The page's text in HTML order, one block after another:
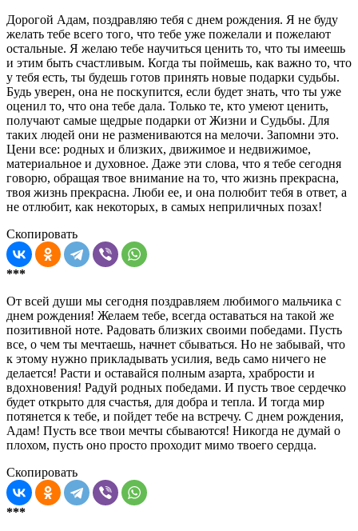
Дорогой Адам, поздравляю тебя с днем рождения. Я не буду
желать тебе всего того, что тебе уже пожелали и пожелают
остальные. Я желаю тебе научиться ценить то, что ты имеешь
и этим быть счастливым. Когда ты поймешь, как важно то, что
у тебя есть, ты будешь готов принять новые подарки судьбы.
Будь уверен, она не поскупится, если будет знать, что ты уже
оценил то, что она тебе дала. Только те, кто умеют ценить,
получают самые щедрые подарки от Жизни и Судьбы. Для
таких людей они не размениваются на мелочи. Запомни это.
Цени все: родных и близких, движимое и недвижимое,
материальное и духовное. Даже эти слова, что я тебе сегодня
говорю, обращая твое внимание на то, что жизнь прекрасна,
твоя жизнь прекрасна. Люби ее, и она полюбит тебя в ответ, а
не отлюбит, как некоторых, в самых неприличных позах!
Скопировать
***
От всей души мы сегодня поздравляем любимого мальчика с
днем рождения! Желаем тебе, всегда оставаться на такой же
позитивной ноте. Радовать близких своими победами. Пусть
все, о чем ты мечтаешь, начнет сбываться. Но не забывай, что
к этому нужно прикладывать усилия, ведь само ничего не
делается! Расти и оставайся полным азарта, храбрости и
вдохновения! Радуй родных победами. И пусть твое сердечко
будет открыто для счастья, для добра и тепла. И тогда мир
потянется к тебе, и пойдет тебе на встречу. С днем рождения,
Адам! Пусть все твои мечты сбываются! Никогда не думай о
плохом, пусть оно просто проходит мимо твоего сердца.
Скопировать
***